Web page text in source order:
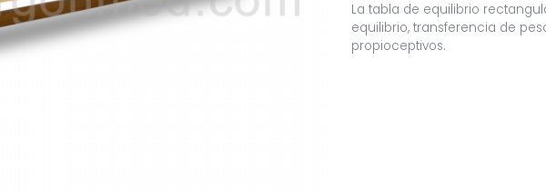
La tabla de equilibrio
equilibrio, transferencia de
propioceptivos.